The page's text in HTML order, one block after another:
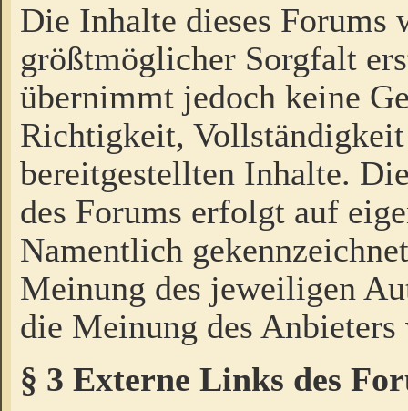
Die Inhalte dieses Forums
größtmöglicher Sorgfalt
übernimmt jedoch keine
Richtigkeit,
bereitgestellten Inhalte.
des Forums erfolgt auf
Namentlich
Meinung des jeweiligen
die Meinung des Anbieters
§ 3 Externe Links des